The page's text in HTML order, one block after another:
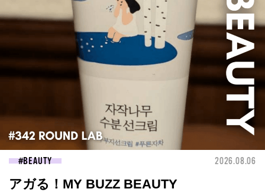
BEAUTY 2026.08.06
アガる！MY BUZZ BEAUTY